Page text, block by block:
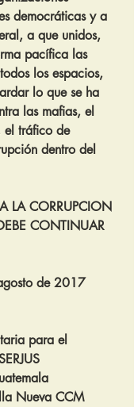
democráticas y a
a que unidos,
pacífica las
los espacios,
lo que se ha
las mafias, el
el tráfico de
dentro del
LA CORRUPCION
CONTINUAR
de 2017
para el
Nueva CCM